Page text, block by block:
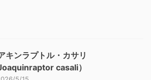
キンラプトル・カサリ
Joaquinraptor casali）